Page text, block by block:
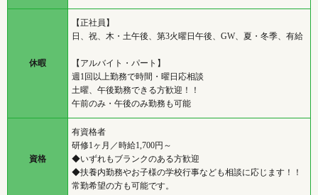
休暇
【正社員】
日、祝、木・土午後、第3火曜日午後、GW、夏・冬季、有給
【アルバイト・パート】
週1回以上勤務で時間・曜日応相談
土曜、午後勤務できる方歓迎！！
午前のみ・午後のみ勤務も可能
資格
有資格者
研修1ヶ月／時給1,700円～
◆いずれもブランクのある方歓迎
◆扶養内勤務やお子様の学校行事なども相談に応じます！！
常勤希望の方も可能です。